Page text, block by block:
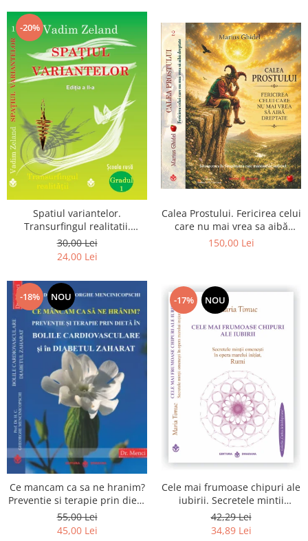
-20%
Spatiul variantelor.
Transurfingul realitatii.
Gradul 1. Cum sa ne
dezvoltam intuitia si sa ne
30,00 Lei
24,00 Lei
Calea Prostului. Fericirea celui
care nu mai vrea sa aibă
dreptate - Intoarcerea la
150,00 Lei
-18% NOU
Ce mancam ca sa ne hranim?
Preventie si terapie prin dieta
in bolile cardiovasculare si in
diabetul zaharat
55,00 Lei
45,00 Lei
-17% NOU
Cele mai frumoase chipuri ale
iubirii. Secretele mintii
omenesti in opera marelui
initiat, Rumi
42,29 Lei
34,89 Lei